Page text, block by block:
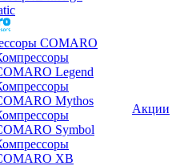
COMARO
Legend
Mythos
Symbol
XB
Акции